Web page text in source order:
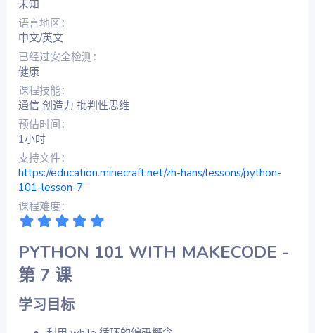
未知
语言地区
中文/英文
已经过安全检测
健康
课程技能
通信 创造力 批判性思维
预估时间
1小时
支持文件
https://education.minecraft.net/zh-hans/lessons/python-
101-lesson-7
课程难度
0
0
PYTHON 101 WITH MAKECODE -
第 7 课​
学习目标​